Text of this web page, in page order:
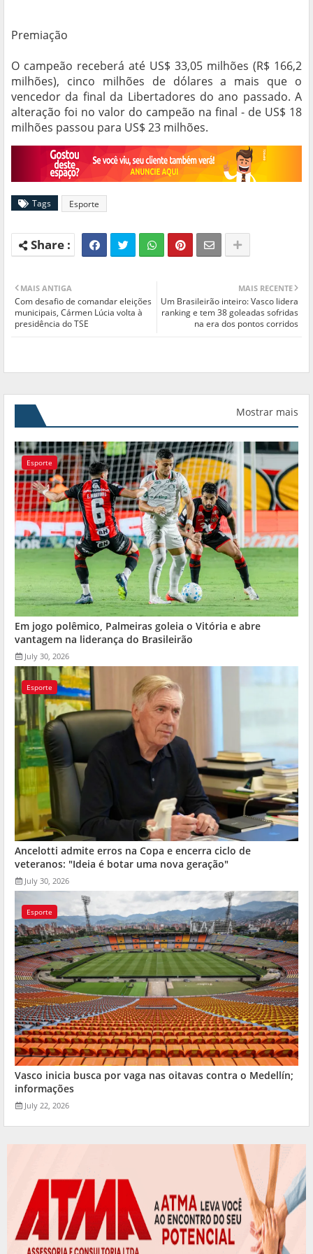
Premiação
O campeão receberá até US$ 33,05 milhões (R$ 166,2
milhões), cinco milhões de dólares a mais que o
vencedor da final da Libertadores do ano passado. A
alteração foi no valor do campeão na final - de US$ 18
milhões passou para US$ 23 milhões.
Tags Esporte
MAIS RECENTE
Um Brasileirão inteiro: Vasco lidera
ranking e tem 38 goleadas sofridas
na era dos pontos corridos
MAIS ANTIGA
Com desafio de comandar eleições
municipais, Cármen Lúcia volta à
presidência do TSE
Mostrar mais
Esporte
Em jogo polêmico, Palmeiras goleia o Vitória e abre
vantagem na liderança do Brasileirão
July 30, 2026
Esporte
Ancelotti admite erros na Copa e encerra ciclo de
veteranos: "Ideia é botar uma nova geração"
July 30, 2026
Esporte
Vasco inicia busca por vaga nas oitavas contra o Medellín;
informações
July 22, 2026